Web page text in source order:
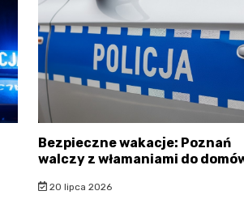
Bezpieczne wakacje: Poznań
walczy z włamaniami do
20 lipca 2026